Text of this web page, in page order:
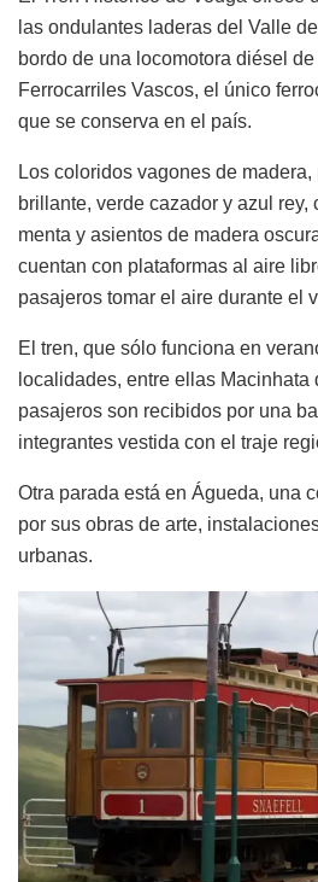
las ondulantes laderas del Valle
bordo de una locomotora diésel
Ferrocarriles Vascos, el único
que se conserva en el país.
Los coloridos vagones de
brillante, verde cazador y azul rey,
menta y asientos de madera
cuentan con plataformas al aire
pasajeros tomar el aire durante el
El tren, que sólo funciona en
localidades, entre ellas Macinhata
pasajeros son recibidos por una
integrantes vestida con el traje
Otra parada está en Águeda, una
por sus obras de arte,
urbanas.